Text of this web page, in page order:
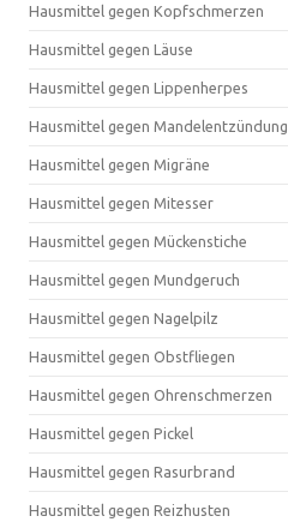
Hausmittel gegen Kopfschmerzen
Hausmittel gegen Läuse
Hausmittel gegen Lippenherpes
Hausmittel gegen Mandelentzündung
Hausmittel gegen Migräne
Hausmittel gegen Mitesser
Hausmittel gegen Mückenstiche
Hausmittel gegen Mundgeruch
Hausmittel gegen Nagelpilz
Hausmittel gegen Obstfliegen
Hausmittel gegen Ohrenschmerzen
Hausmittel gegen Pickel
Hausmittel gegen Rasurbrand
Hausmittel gegen Reizhusten